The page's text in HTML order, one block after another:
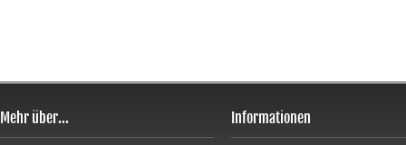
Mehr über... Informationen